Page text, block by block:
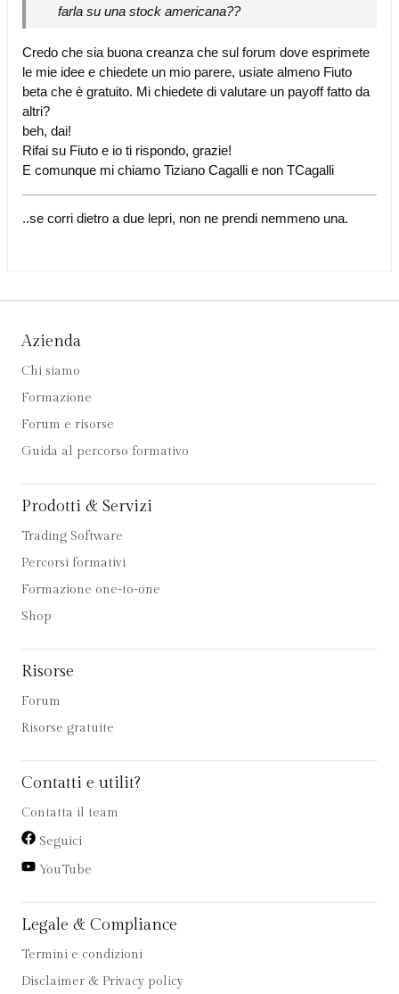
farla su una stock americana??
Credo che sia buona creanza che sul forum dove esprimete
le mie idee e chiedete un mio parere, usiate almeno Fiuto
beta che è gratuito. Mi chiedete di valutare un payoff fatto da
altri?
beh, dai!
Rifai su Fiuto e io ti rispondo, grazie!
E comunque mi chiamo Tiziano Cagalli e non TCagalli
..se corri dietro a due lepri, non ne prendi nemmeno una.
Azienda
Chi siamo
Formazione
Forum e risorse
Guida al percorso formativo
Prodotti & Servizi
Trading Software
Percorsi formativi
Formazione one-to-one
Shop
Risorse
Forum
Risorse gratuite
Contatti e utilit?
Contatta il team
Seguici
YouTube
Legale & Compliance
Termini e condizioni
Disclaimer & Privacy policy